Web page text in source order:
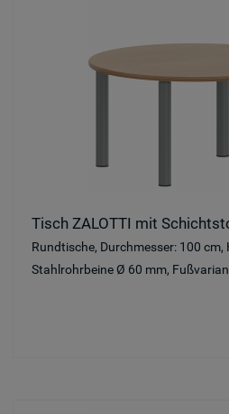
Tisch ZALOTTI mit
Rundtische, Durchmesser: 100 cm,
Stahlrohrbeine Ø 60 mm,